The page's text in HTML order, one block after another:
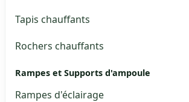
Tapis chauffants
Rochers chauffants
Rampes et Supports d'ampoule
Rampes d'éclairage